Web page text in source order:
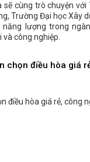
cùng trò chuyện với
Trường Đại học Xây
lượng trong
công nghiệp.
chọn điều hòa giá
điều hòa giá rẻ, công